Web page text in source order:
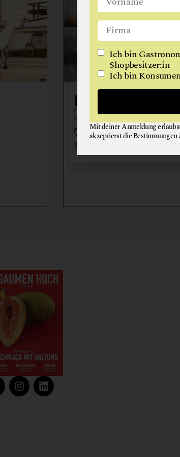
NIKOLAIHOF
3512 Mautern an der Donau
Ich bin
Shopbesitzer:in
Ich bin
Mit deiner Anmeldung
akzeptierst die